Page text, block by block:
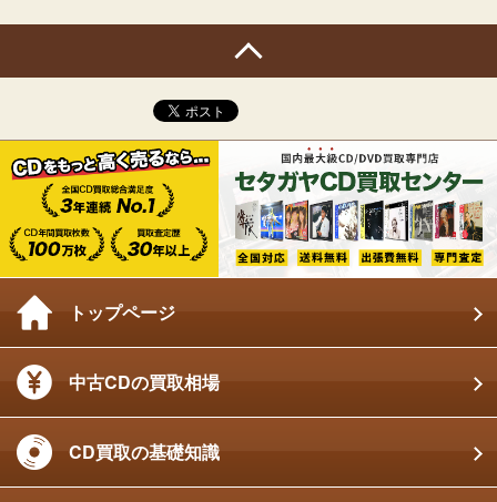
トップページ
中古CDの買取相場
CD買取の基礎知識